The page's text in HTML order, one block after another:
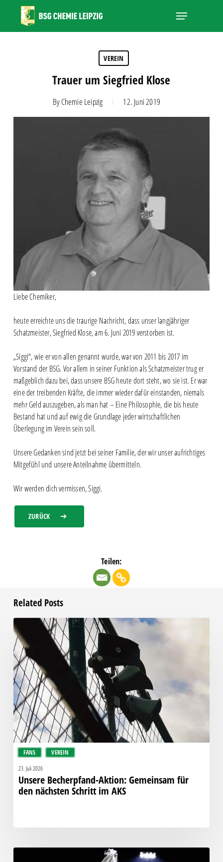
main
Menu
VEREIN
Trauer um Siegfried Klose
By Chemie Leipzig 12. Juni 2019
Liebe Chemiker,
heute erreichte uns die traurige Nachricht, dass unser langjähriger
Schatzmeister, Siegfried Klose, am 6. Juni 2019 verstorben ist.
„Siggi“, wie er von allen genannt wurde, war von 2011 bis 2017 im
Vorstand der BSG. Vor allem in seiner Funktion als Schatzmeister trug er
maßgeblich dazu bei, dass unsere BSG heute dort steht, wo sie ist. Er war
eine der treibenden Kräfte, die immer wieder dafür einstanden, niemals
mehr Geld auszugeben, als man hat – Eine Philosophie, die bis heute
Bestand hat und auf ewig die Grundlage jeder wirtschaftlichen
Überlegung im Verein sein soll.
Unsere Gedanken sind jetzt bei seiner Familie, der wir unser aufrichtiges
Mitgefühl und unsere Anteilnahme übermitteln.
Wir werden dich vermissen, Siggi.
ZURÜCK
Teilen:
Related Posts
FANS VEREIN
Unsere
Becherpfand-
Aktion:
Gemeinsam
für
den
nächsten
Schritt
im
AKS
23. Juli 2026
Unsere Becherpfand-Aktion: Gemeinsam für
den nächsten Schritt im AKS
Close